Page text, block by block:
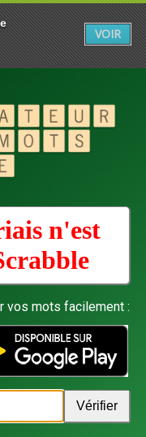
n'est
vos mots facilement :
VOIR